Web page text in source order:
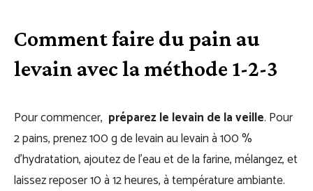
Comment faire du pain au
levain avec la méthode 1-2-3
Pour commencer, préparez le levain de la veille. Pour
2 pains, prenez 100 g de levain au levain à 100 %
d’hydratation, ajoutez de l’eau et de la farine, mélangez, et
laissez reposer 10 à 12 heures, à température ambiante.